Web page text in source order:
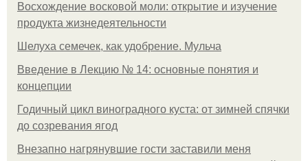
Восхождение восковой моли: открытие и изучение
продукта жизнедеятельности
Шелуха семечек, как удобрение. Мульча
Введение в Лекцию № 14: основные понятия и
концепции
Годичный цикл виноградного куста: от зимней спячки
до созревания ягод
Внезапно нагрянувшие гости заставили меня